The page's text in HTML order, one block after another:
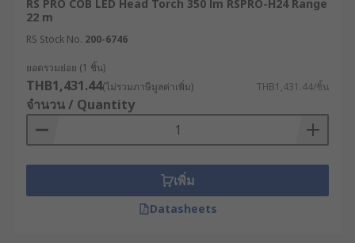
โรงงานอุตสาหกรรม ควรเลือกไฟคาดหัวที่ทำ
ได้ดี
ตัวอย่างการใช้งานไฟฉาย
คาดหัวในอุตสาหกรรมต่าง ๆ
ผู้ใช้งานมองเห็นชัดในพื้นที่จำกัด เช่น ใต้ท้องรถ
หรือภายในเครื่องจักร
อุตสาหกรรมพลังงานและเหมืองแร่ : ใช้ไฟฉาย
RS PRO COB LED Head Torch 350 lm RSPRO-H24 Range
22 m
RS Stock No. 200-6746
ยอดรวมย่อย (1 ชิ้น)
THB1,431.44(ไม่รวมภาษีมูลค่าเพิ่ม) THB1,431.44/ชิ้น
จำนวน / Quantity
เพิ่ม
Datasheets